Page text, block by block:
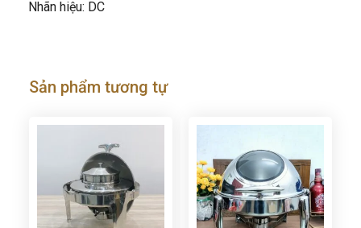
Nhãn hiệu: DC
Sản phẩm tương tự